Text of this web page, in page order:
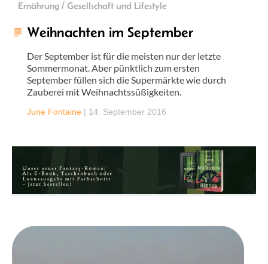
Ernährung / Gesellschaft und Lifestyle
Weihnachten im September
Der September ist für die meisten nur der letzte
Sommermonat. Aber pünktlich zum ersten
September füllen sich die Supermärkte wie durch
Zauberei mit Weihnachtssüßigkeiten.
June Fontaine | 14. September 2016